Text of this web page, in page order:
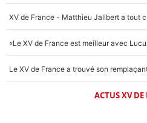
ACTUS XV DE